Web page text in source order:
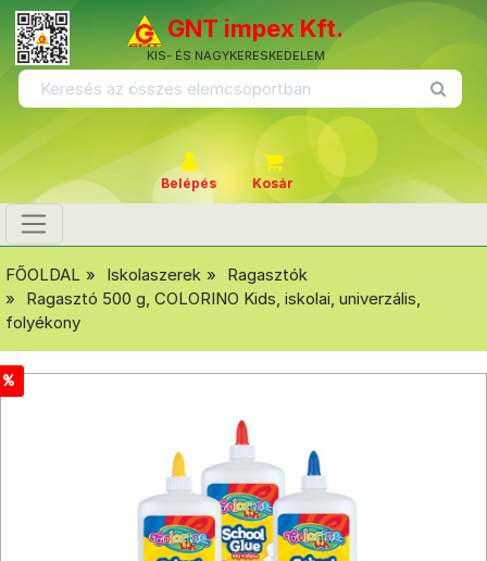
GNT impex Kft.
KIS- ÉS NAGYKERESKEDELEM
Belépés Kosár
FŐOLDAL Iskolaszerek
Ragasztók
Ragasztó 500 g, COLORINO Kids, iskolai, univerzális,
folyékony